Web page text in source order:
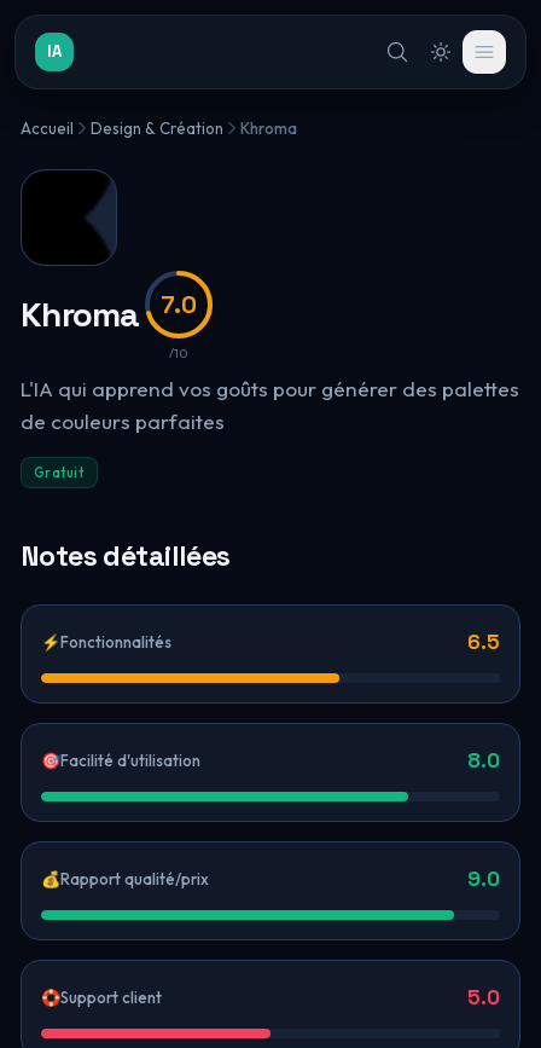
IA
Accueil Design & Création Khroma
Khroma 7.0
/10
L'IA qui apprend vos goûts pour générer des palettes
de couleurs parfaites
Gratuit
Notes détaillées
⚡Fonctionnalités 6.5
🎯Facilité d'utilisation 8.0
💰Rapport qualité/prix 9.0
🛟Support client 5.0